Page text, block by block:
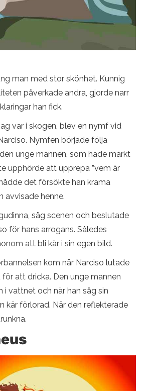
man med stor skönhet. Kunnig
påverkade andra, gjorde narr
han fick.
var i skogen, blev en nymf vid
Nymfen började följa
unge mannen, som hade märkt
upphörde att upprepa ”vem är
det försökte han krama
avvisade henne.
såg scenen och beslutade
för hans arrogans. Således
att bli kär i sin egen bild.
kom när Narciso lutade
för att dricka. Den unge mannen
i vattnet och när han såg sin
kär förlorad. När den reflekterade